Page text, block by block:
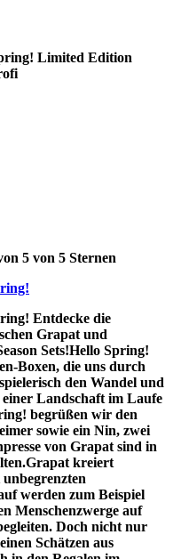
5 von 5 Sternen
Entdecke die
Grapat und
Sets!Hello Spring!
Boxen, die uns durch
den Wandel und
Landschaft im Laufe
begrüßen wir den
sowie ein Nin, zwei
von Grapat sind in
kreiert
werden zum Beispiel
Menschenzwerge auf
Doch nicht nur
Schätzen aus